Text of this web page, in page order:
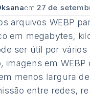
em 27 de
arquivos WEBP
em megabytes,
ser útil por vários
imagens em WEBP
menos largura
entre redes,